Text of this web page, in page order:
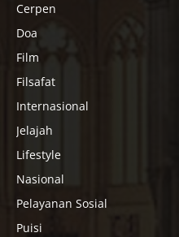
Cerpen
Doa
Film
Filsafat
Internasional
Jelajah
Lifestyle
Nasional
Pelayanan Sosial
Puisi